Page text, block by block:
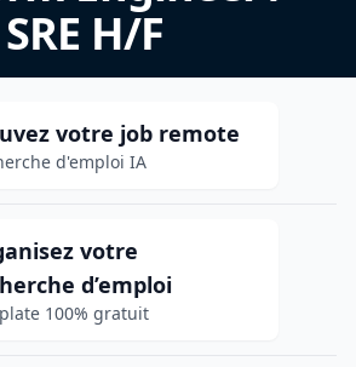
SRE H/F
votre job remote
d'emploi IA
votre
d’emploi
100% gratuit